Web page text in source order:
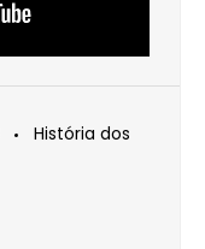
História dos